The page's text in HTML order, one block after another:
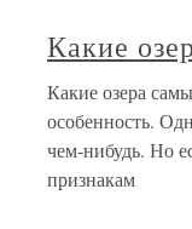
Какие
Какие озера
особенность.
чем-нибудь. Но
признакам